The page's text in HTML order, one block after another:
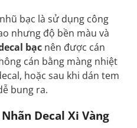
bạc là sử dụng công
nhưng độ bền màu và
bạc nên được cán
cán bằng màng nhiệt
hoặc sau khi dán tem
bung ra.
Decal Xi Vàng